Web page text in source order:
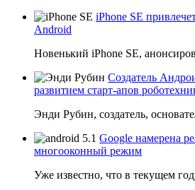
iPhone SE
Android
Новенький iPhone SE,
Создатель
развитием старт-апов
Энди Рубин, создатель,
Google намерена
многооконный режим
Уже известно, что в текущем